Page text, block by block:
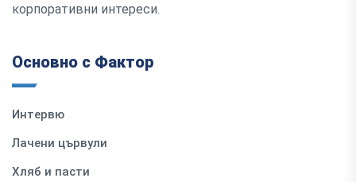
корпоративни интереси.
Основно с Фактор
Интервю
Лачени цървули
Хляб и пасти